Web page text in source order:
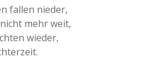
fallen nieder,
mehr weit,
wieder,